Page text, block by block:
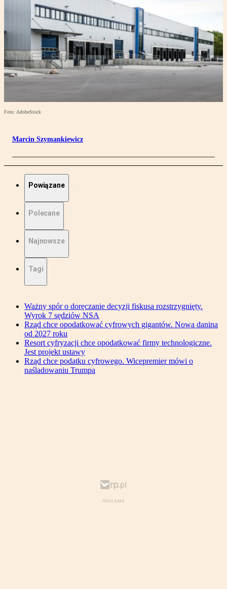
Foto: AdobeStock
Marcin Szymankiewicz
Powiązane
Polecane
Najnowsze
Tagi
Ważny spór o doręczanie decyzji fiskusa rozstrzygnięty.
Wyrok 7 sędziów NSA
Rząd chce opodatkować cyfrowych gigantów. Nowa danina
od 2027 roku
Resort cyfryzacji chce opodatkować firmy technologiczne.
Jest projekt ustawy
Rząd chce podatku cyfrowego. Wicepremier mówi o
naśladowaniu Trumpa